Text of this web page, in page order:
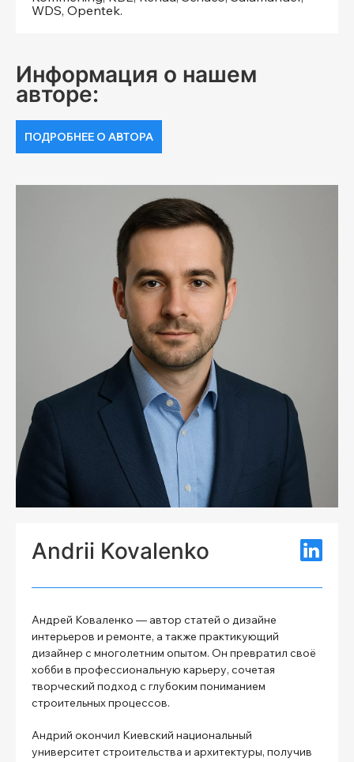
WDS, Opentek.
Информация о нашем
авторе:
ПОДРОБНЕЕ О АВТОРА
Andrii Kovalenko
Андрей Коваленко — автор статей о дизайне
интерьеров и ремонте, а также практикующий
дизайнер с многолетним опытом. Он превратил своё
хобби в профессиональную карьеру, сочетая
творческий подход с глубоким пониманием
строительных процессов.
Андрий окончил Киевский национальный
университет строительства и архитектуры, получив